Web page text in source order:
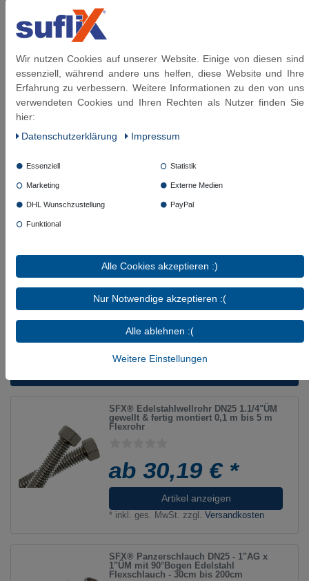
Presshülsen:
Gewinde:
Gewinde)
Innenschlauch:aus HD-PE (High Density
Polyethylen)
Anschlüsse:aus Messing vernickelt
Betriebsdruck:bis 10 bar anwendbar
Kühlwasser mit Glykol Beimischung (max. 50%)
Temperaturbereich:
Beständigkeit - geeignet: Leitungswasser
(Raumtemperatur) und Kühlwasser mit Glykol
(Raumtemperatur), Methanol, Ethanol
(Raumtemperatur), Hydrauliköl (Mineralölbasis,
Glycol Basis): Schutzgas (CO², Argon, etc.),
Säuren und Laugen
Zertifizierungen:KTW A (UBA), W270 (DVGW)
SFX® Edelstahlwellrohr DN25 1.1/4"ÜM
gewellt & fertig montiert 0,1 m bis 5 m
Flexrohr
ab 30,19 € *
Artikel anzeigen
* inkl. ges. MwSt. zzgl.Versandkosten
SFX® Panzerschlauch DN25 - 1"AG x
1"ÜM mit 90°Bogen Edelstahl
Flexschlauch - 30cm bis 200cm
Wir nutzen Cookies auf unserer Website. Einige von diesen sind
essenziell, während andere uns helfen, diese Website und Ihre
Erfahrung zu verbessern. Weitere Informationen zu den von uns
verwendeten Cookies und Ihren Rechten als Nutzer finden Sie
hier:
Daten­schutz­erklärung
Impressum
Essenziell Statistik
Marketing Externe Medien
DHL Wunschzustellung PayPal
Funktional
Alle Cookies akzeptieren :)
Nur Notwendige akzeptieren :(
Alle ablehnen :(
Weitere Einstellungen